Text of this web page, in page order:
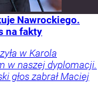
Nawrockiego.
na fakty
w Karola
w naszej dyplomacji.
głos zabrał Maciej